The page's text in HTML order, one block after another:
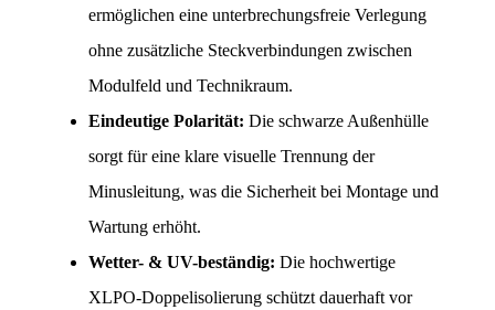
ermöglichen eine unterbrechungsfreie Verlegung
ohne zusätzliche Steckverbindungen zwischen
Modulfeld und Technikraum.
Eindeutige Polarität: Die schwarze Außenhülle
sorgt für eine klare visuelle Trennung der
Minusleitung, was die Sicherheit bei Montage und
Wartung erhöht.
Wetter- & UV-beständig: Die hochwertige
XLPO-Doppelisolierung schützt dauerhaft vor